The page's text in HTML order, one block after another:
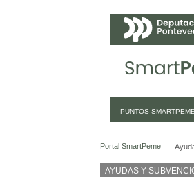
PUNTOS SMARTPEME
Portal SmartPeme
AYUDAS Y